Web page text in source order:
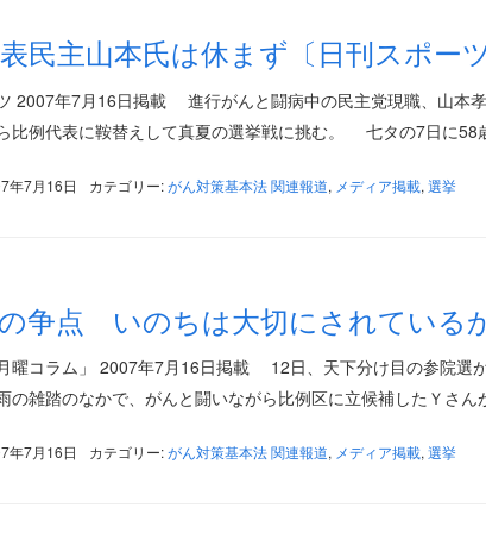
民主山本氏は休まず〔日刊スポーツ
2007年7月16日掲載 進行がんと闘病中の民主党現職、山本
比例代表に鞍替えして真夏の選挙戦に挑む。 七タの7日に
年7月16日 カテゴリー:がん対策基本法 関連報道, メディア掲載, 選挙
争点 いのちは大切にされている
曜コラム」 2007年7月16日掲載 12日、天下分け目の参院選
の雑踏のなかで、がんと闘いながら比例区に立候補したＹさ
年7月16日 カテゴリー:がん対策基本法 関連報道, メディア掲載, 選挙